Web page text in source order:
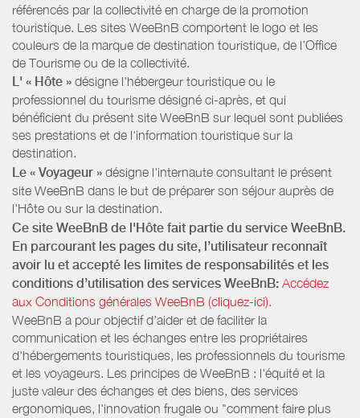
référencés par la collectivité en charge de la promotion
touristique. Les sites WeeBnB comportent le logo et les
couleurs de la marque de destination touristique, de l’Office
de Tourisme ou de la collectivité.
L' « Hôte » désigne l'hébergeur touristique ou le
professionnel du tourisme désigné ci-après, et qui
bénéficient du présent site WeeBnB sur lequel sont publiées
ses prestations et de l'information touristique sur la
destination.
Le « Voyageur » désigne l'internaute consultant le présent
site WeeBnB dans le but de préparer son séjour auprès de
l'Hôte ou sur la destination.
Ce site WeeBnB de l'Hôte fait partie du service WeeBnB.
En parcourant les pages du site, l’utilisateur reconnaît
avoir lu et accepté les limites de responsabilités et les
conditions d’utilisation des services WeeBnB: Accédez
aux Conditions générales WeeBnB (cliquez-ici).
WeeBnB a pour objectif d’aider et de faciliter la
communication et les échanges entre les propriétaires
d'hébergements touristiques, les professionnels du tourisme
et les voyageurs. Les principes de WeeBnB : l'équité et la
juste valeur des échanges et des biens, des services
ergonomiques, l'innovation frugale ou "comment faire plus